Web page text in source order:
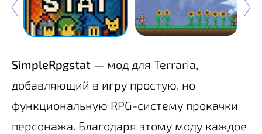
SimpleRpgstat — мод для Terraria,
добавляющий в игру простую, но
функциональную RPG-систему прокачки
персонажа. Благодаря этому моду каждое